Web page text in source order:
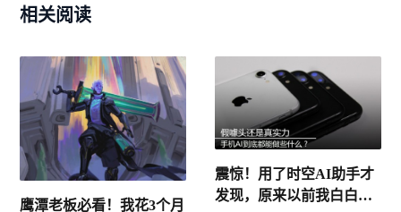
相关阅读
鹰潭老板必看！我花3个月
震惊！用了时空AI助手才
发现，原来以前我白白浪